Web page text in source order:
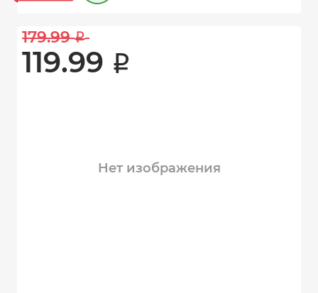
179.99 i
119.99 i
Нет изображения